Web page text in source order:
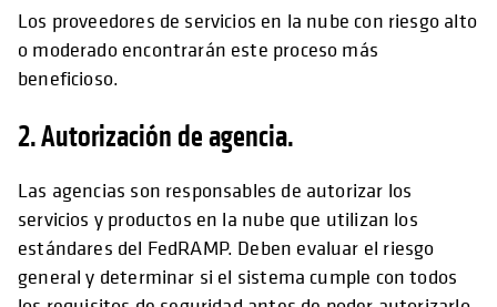
Los proveedores de servicios en la nube con riesgo alto
o moderado encontrarán este proceso más
beneficioso.
2. Autorización de agencia.
Las agencias son responsables de autorizar los
servicios y productos en la nube que utilizan los
estándares del FedRAMP. Deben evaluar el riesgo
general y determinar si el sistema cumple con todos